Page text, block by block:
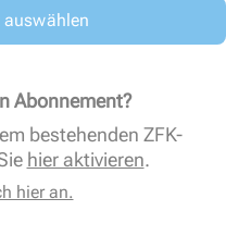
auswählen
Abonnement?
bestehenden ZFK-
hier aktivieren.
hier an.